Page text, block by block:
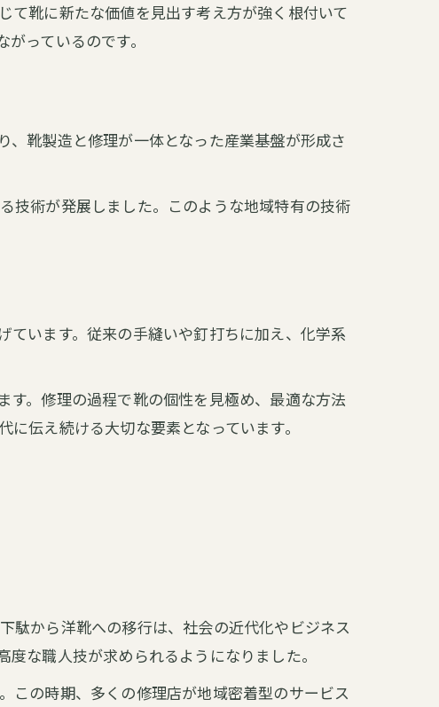
て靴に新たな価値を見出す考え方が強く根付いて
っているのです。
靴製造と修理が一体となった産業基盤が形成さ
技術が発展しました。このような地域特有の技術
います。従来の手縫いや釘打ちに加え、化学系
す。修理の過程で靴の個性を見極め、最適な方法
伝え続ける大切な要素となっています。
駄から洋靴への移行は、社会の近代化やビジネス
な職人技が求められるようになりました。
この時期、多くの修理店が地域密着型のサービス